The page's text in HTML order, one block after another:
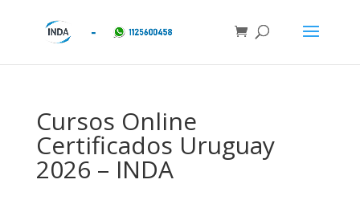
Cursos Online
Certificados Uruguay
2026 – INDA